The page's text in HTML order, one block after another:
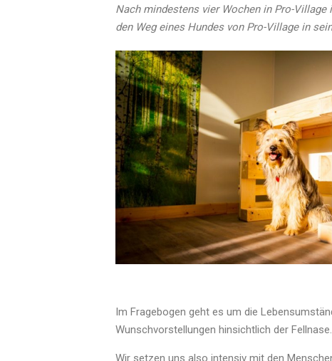
Nach mindestens vier Wochen in Pro-
den Weg eines Hundes von Pro-Village in
Im Fragebogen geht es um die
Wunschvorstellungen hinsichtlich der
Wir setzen uns also intensiv mit den